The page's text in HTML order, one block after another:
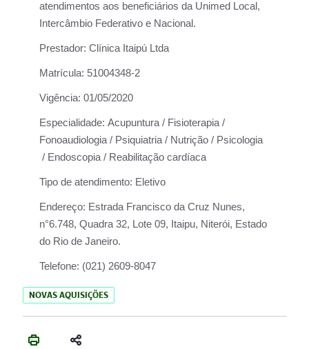
atendimentos aos beneficiários da Unimed Local,
Intercâmbio Federativo e Nacional.
Prestador: Clínica Itaipú Ltda
Matrícula: 51004348-2
Vigência: 01/05/2020
Especialidade: Acupuntura / Fisioterapia /
Fonoaudiologia / Psiquiatria / Nutrição / Psicologia
/ Endoscopia / Reabilitação cardíaca
Tipo de atendimento: Eletivo
Endereço: Estrada Francisco da Cruz Nunes,
n°6.748, Quadra 32, Lote 09, Itaipu, Niterói, Estado
do Rio de Janeiro.
Telefone: (021) 2609-8047
NOVAS AQUISIÇÕES